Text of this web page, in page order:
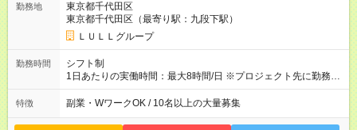
万円～＋業績賞与＋交通費＋各種手当 ※固定残業代（30時間/6
万6，610円分）を含む。超過分は追加支給いたします 能力やス
キルを考慮し初任給を決定。経験者の方は前給考慮も可能で
す！ ◎昇給年1回（研修終了後） ◎賞与年2回（2月・8月）＋業
績賞与あり ◤スキルアップも、収入アップも。◢ 入社後の成長
や頑張りは、しっかり給与で還元しています。 実際にほぼ全員
上アップした社員も。 エンジニアへの還元率は業界高水準の
87％。 スキルを磨いた分だけ、収入アップも目指せる環境で
す！ 【試用期間】試用期間あり 試用期間の長さ：6ヶ月 ※ 雇用
勤務地
東京都千代田区
東京都千代田区（最寄り駅：九段下駅）
ＬＵＬＬグループ
勤務時間
シフト制
1日あたりの実働時間：最大8時間/日 ※プロジェクト先に勤務時
間は異なります 【シフト例】 ・10時00分～19時00分 ・9時00
分～18時00分 平均残業時間：月10時間以内
特徴 副業・WワークOK / 10名以上の大量募集